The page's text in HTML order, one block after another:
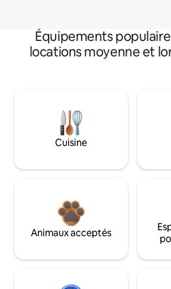
Équipements
locations moyenne et
Cuisine
Animaux acceptés